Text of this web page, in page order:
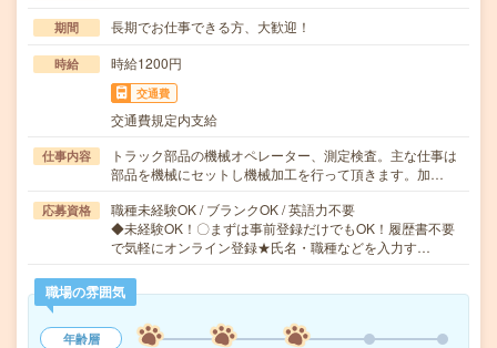
期間 長期でお仕事できる方、大歓迎！
時給 時給1200円
交通費
交通費規定内支給
仕事内容
トラック部品の機械オペレーター、測定検査。主な仕事は
部品を機械にセットし機械加工を行って頂きます。加…
応募資格
職種未経験OK / ブランクOK / 英語力不要
◆未経験OK！〇まずは事前登録だけでもOK！履歴書不要
で気軽にオンライン登録★氏名・職種などを入力す…
職場の雰囲気
年齢層